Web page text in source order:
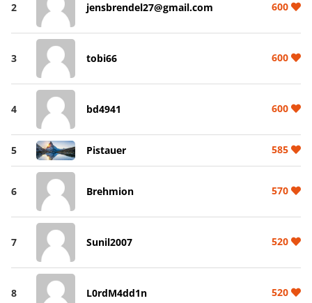
2 jensbrendel27@gmail.com 600
3 tobi66 600
4 bd4941 600
5 Pistauer 585
6 Brehmion 570
7 Sunil2007 520
8 L0rdM4dd1n 520